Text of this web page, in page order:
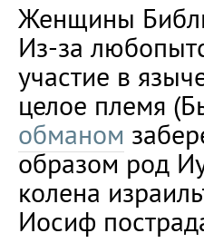
Женщины
Из-за
участие в
целое племя
обманом
образом род
колена
Иосиф